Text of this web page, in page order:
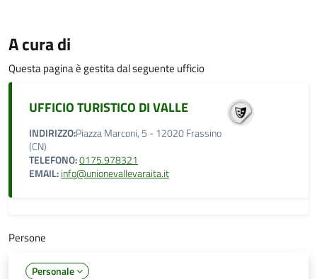
A cura di
Questa pagina è gestita dal seguente ufficio
UFFICIO TURISTICO DI VALLE
INDIRIZZO:Piazza Marconi, 5 - 12020 Frassino
(CN)
TELEFONO:0175.978321
EMAIL:info@unionevallevaraita.it
Persone
Personale